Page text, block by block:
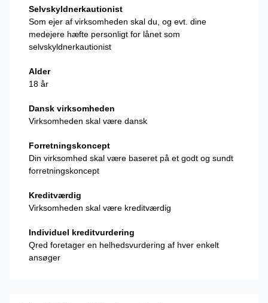
Selvskyldnerkautionist
Som ejer af virksomheden skal du, og evt. dine
medejere hæfte personligt for lånet som
selvskyldnerkautionist
Alder
18 år
Dansk virksomheden
Virksomheden skal være dansk
Forretningskoncept
Din virksomhed skal være baseret på et godt og sundt
forretningskoncept
Kreditværdig
Virksomheden skal være kreditværdig
Individuel kreditvurdering
Qred foretager en helhedsvurdering af hver enkelt
ansøger